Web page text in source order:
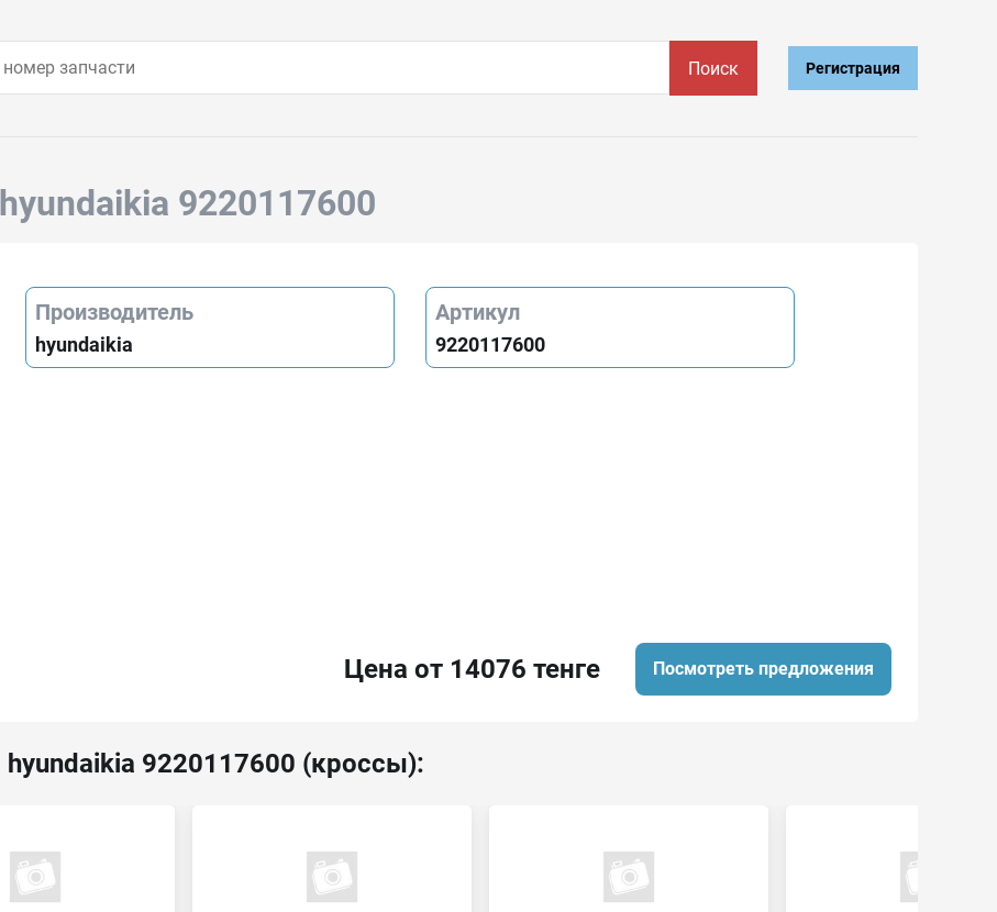
Поиск Регистрация
hyundaikia 9220117600
Производитель
hyundaikia
Артикул
9220117600
Цена от 14076 тенге Посмотреть предложения
hyundaikia 9220117600 (кроссы):